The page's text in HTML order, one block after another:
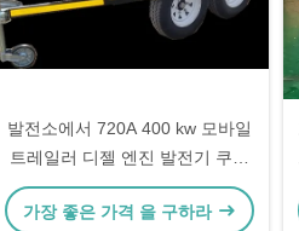
발전소에서 720A 400 kw 모바일
트레일러 디젤 엔진 발전기 쿠민
스 DG 세트
가장 좋은 가격 을 구하라